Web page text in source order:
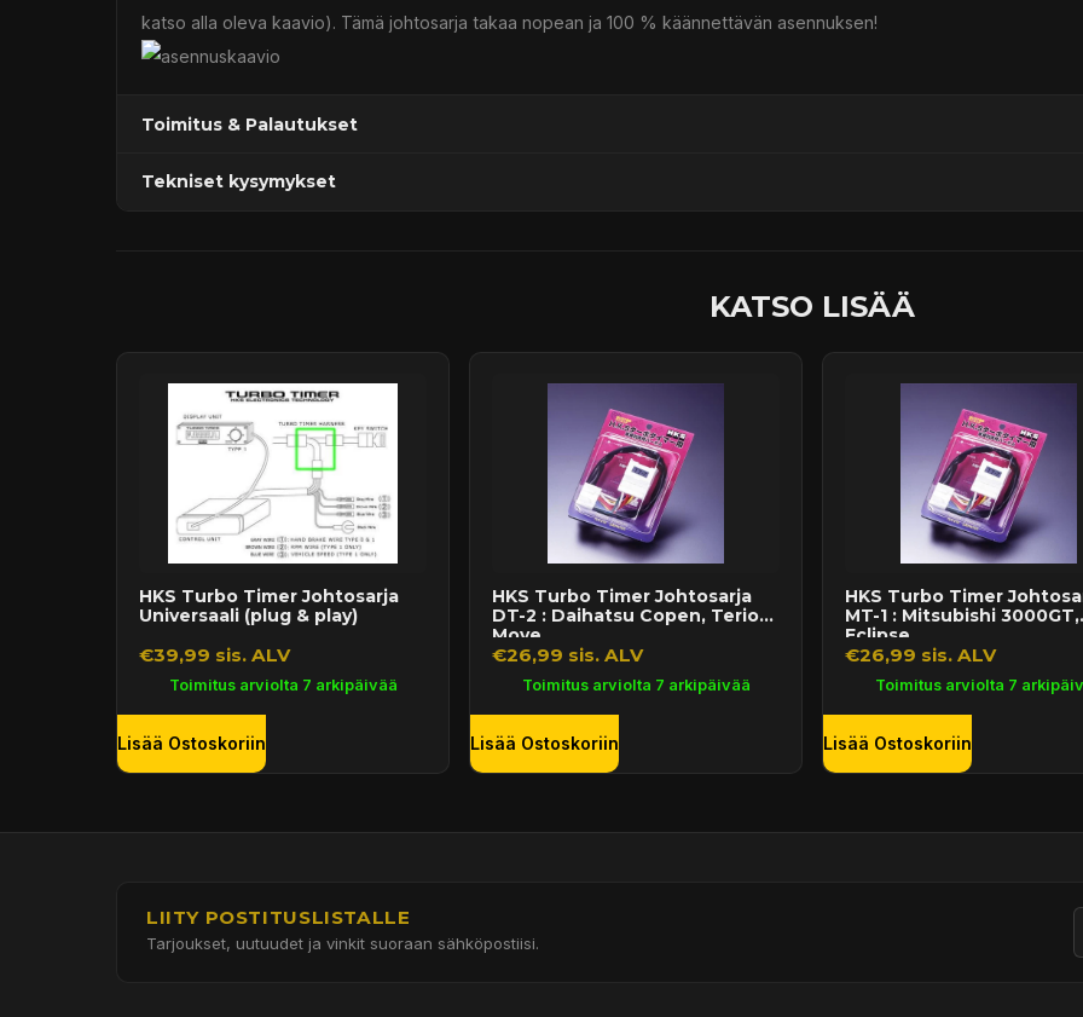
katso alla oleva kaavio). Tämä johtosarja takaa nopean ja 100 % käännettävän asennuksen!
Toimitus & Palautukset
Tekniset kysymykset
KATSO LISÄÄ
HKS Turbo Timer Johtosarja
Universaali (plug & play)
€39,99 sis. ALV
Toimitus arviolta 7 arkipäivää
Lisää Ostoskoriin
HKS Turbo Timer Johtosarja
DT-2 : Daihatsu Copen, Terios,
Move...
€26,99 sis. ALV
Toimitus arviolta 7 arkipäivää
Lisää Ostoskoriin
HKS Turbo Timer
MT-1 : Mitsubishi 3000GT,
Eclipse, ...
€26,99 sis. ALV
Toimitus arviolta 7
Lisää Ostoskoriin
LIITY POSTITUSLISTALLE
Tarjoukset, uutuudet ja vinkit suoraan sähköpostiisi.